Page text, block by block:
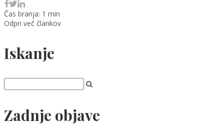
Čas branja: 1 min
Odpri več člankov
Iskanje
Zadnje objave